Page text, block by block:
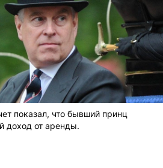
показал, что бывший принц
доход от аренды.